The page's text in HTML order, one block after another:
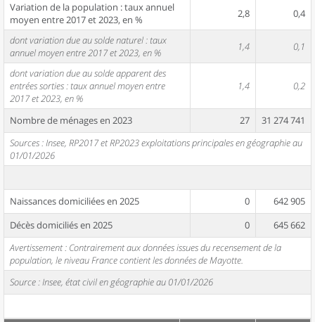
Variation de la population : taux annuel
moyen entre 2017 et 2023, en %
2,8 0,4
dont variation due au solde naturel : taux
annuel moyen entre 2017 et 2023, en %
1,4 0,1
dont variation due au solde apparent des
entrées sorties : taux annuel moyen entre
2017 et 2023, en %
1,4 0,2
Nombre de ménages en 2023 27
31 274 741
Sources : Insee, RP2017 et RP2023 exploitations principales en géographie au
01/01/2026
Naissances domiciliées en 2025 0
642 905
Décès domiciliés en 2025
0
645 662
Avertissement : Contrairement aux données issues du recensement de la
population, le niveau France contient les données de Mayotte.
Source : Insee, état civil en géographie au 01/01/2026